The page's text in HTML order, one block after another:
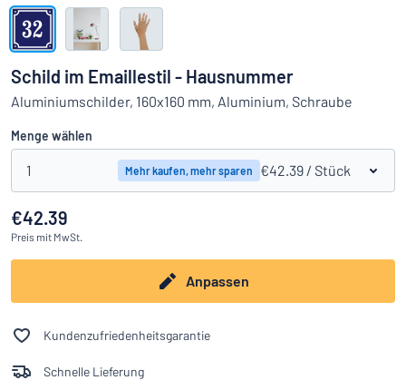
Das Gesuchte nicht gefunden? Schild hier entwerfen
Alle Kategorien anzeigen
Einloggen
Kundenservice
Privat
Schild im Emaillestil - Hausnummer
Aluminiumschilder, 160x160 mm, Aluminium, Schraube
Menge wählen
1 Mehr kaufen, mehr sparen €42.39 / Stück
€42.39
Preis mit MwSt.
Anpassen
Kundenzufriedenheitsgarantie
Schnelle Lieferung